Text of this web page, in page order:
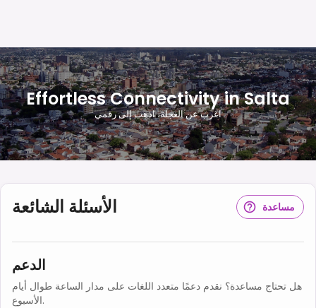
Effortless Connectivity in Salta
اغرب عن العجلة، اذهب إلى رقمي
الأسئلة الشائعة مساعدة
الدعم
هل تحتاج مساعدة؟ نقدم دعمًا متعدد اللغات على مدار الساعة طوال أيام
الأسبوع.